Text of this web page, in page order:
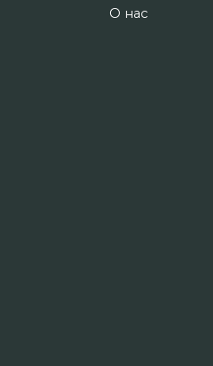
О нас